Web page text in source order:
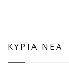
ΚΥΡΙΑ ΝΕΑ